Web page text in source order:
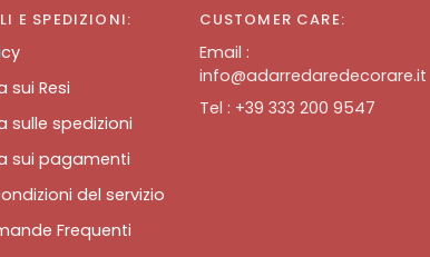
E SPEDIZIONI:
sui Resi
sulle spedizioni
sui pagamenti
del servizio
Frequenti
CUSTOMER CARE:
Email :
info@adarredaredecorare.it
Tel : +39 333 200 9547